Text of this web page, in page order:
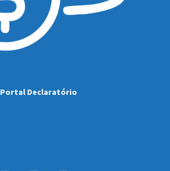
Portal Declaratório